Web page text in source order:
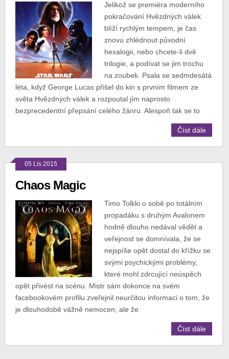
Jelikož se premiéra moderního
pokračování Hvězdných válek
blíží rychlým tempem, je čas
znovu zhlédnout původní
hexalogii, nebo chcete-li dvě
trilogie, a podívat se jim trochu
na zoubek. Psala se sedmdesátá
léta, když George Lucas přišel do kin s prvním filmem ze
světa Hvězdných válek a rozpoutal jím naprosto
bezprecedentní přepsání celého žánru. Alespoň tak se to
Číst dále
05 Lis 2015
Chaos Magic
Timo Tolkki o sobě po totálním
propadáku s druhým Avalonem
hodně dlouho nedával vědět a
veřejnost se domnívala, že se
nejspíše opět dostal do křížku se
svými psychickými problémy,
které mohl zdrcující neúspěch
opět přivést na scénu. Mistr sám dokonce na svém
facebookovém profilu zveřejnil neurčitou informaci o tom, že
je dlouhodobě vážně nemocen, ale že
Číst dále